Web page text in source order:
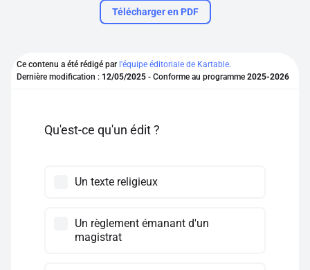
Se connecter
S'inscrire gratuitement
Télécharger en PDF
Ce contenu a été rédigé par l'équipe éditoriale de Kartable.
Dernière modification : 12/05/2025 - Conforme au programme 2025-2026
Qu'est-ce qu'un édit ?
Un texte religieux
Un règlement émanant d'un
magistrat